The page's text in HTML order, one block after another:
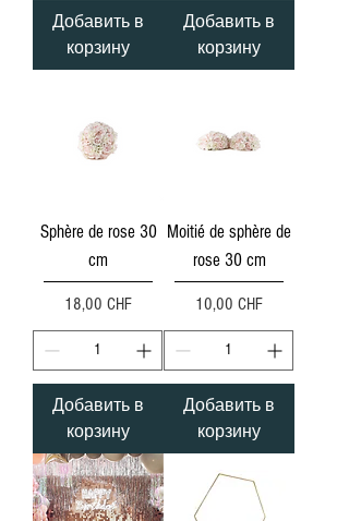
Добавить в
корзину
Добавить в
корзину
Sphère de rose 30
cm
Цена
18,00 CHF
Добавить в
корзину
Moitié de sphère de
rose 30 cm
Цена
10,00 CHF
Добавить в
корзину